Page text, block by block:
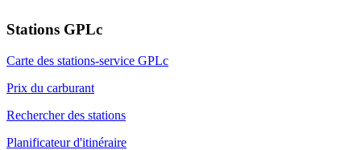
Stations GPLc
Carte des stations-service GPLc
Prix du carburant
Rechercher des stations
Planificateur d'itinéraire